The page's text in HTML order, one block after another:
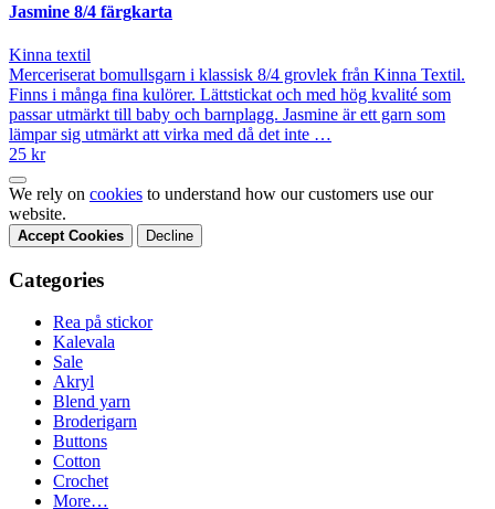
Jasmine 8/4 färgkarta
Kinna textil
Merceriserat bomullsgarn i klassisk 8/4 grovlek från Kinna Textil.
Finns i många fina kulörer. Lättstickat och med hög kvalité som
passar utmärkt till baby och barnplagg. Jasmine är ett garn som
lämpar sig utmärkt att virka med då det inte …
25 kr
We rely on cookies to understand how our customers use our
website.
Accept Cookies Decline
Categories
Rea på stickor
Kalevala
Sale
Akryl
Blend yarn
Broderigarn
Buttons
Cotton
Crochet
More…